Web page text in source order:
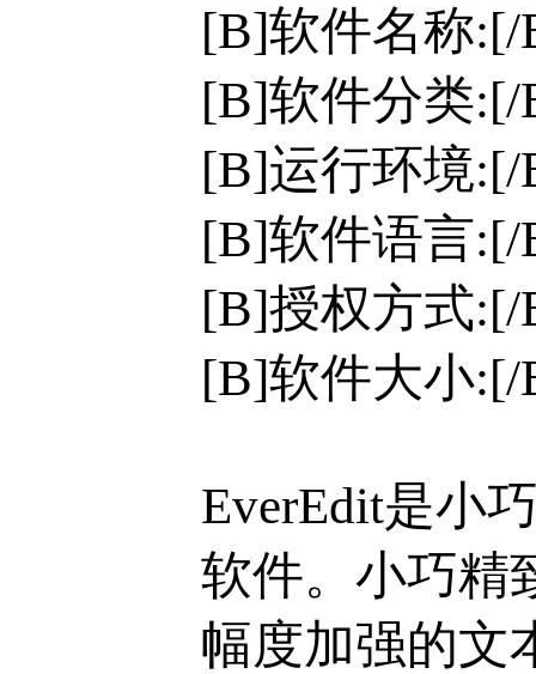
[B]软件名称:[/
[B]软件分类
[B]运行环境:[/
[B]软件语言
[B]授权方式
[B]软件大小:[/
EverEdit是小
软件。小巧精
幅度加强的文